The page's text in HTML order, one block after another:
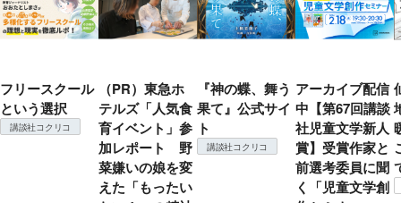
フリースクール
という選択
講談社コクリコ
（PR）東急ホ
テルズ「人気食
育イベント」参
加レポート 野
菜嫌いの娘を変
えた「もったい
『神の蝶、舞う
果て』公式サイ
ト
講談社コクリコ
アーカイブ配信
中【第67回講談
社児童文学新人
賞】受賞作家と
前選考委員に聞
く「児童文学創